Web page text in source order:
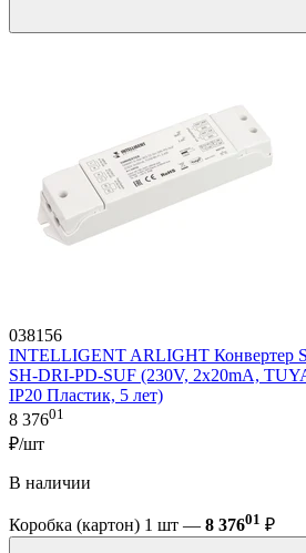
038156
INTELLIGENT ARLIGHT Конвертер
SH-DRI-PD-SUF (230V, 2x20mA,
IP20 Пластик, 5 лет)
8 37601
₽/шт
В наличии
Коробка (картон) 1 шт — 8 37601 ₽